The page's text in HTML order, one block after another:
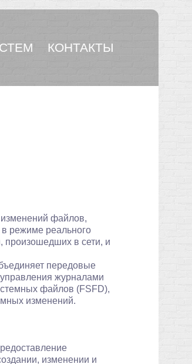
КОНТАКТЫ
файлов,
режиме реального
произошедших в сети, и
передовые
журналами
файлов (FSFD),
изменений.
изменении и